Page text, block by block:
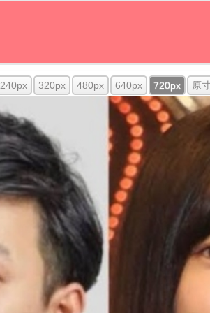
240px 320px 480px 640px 720px 原